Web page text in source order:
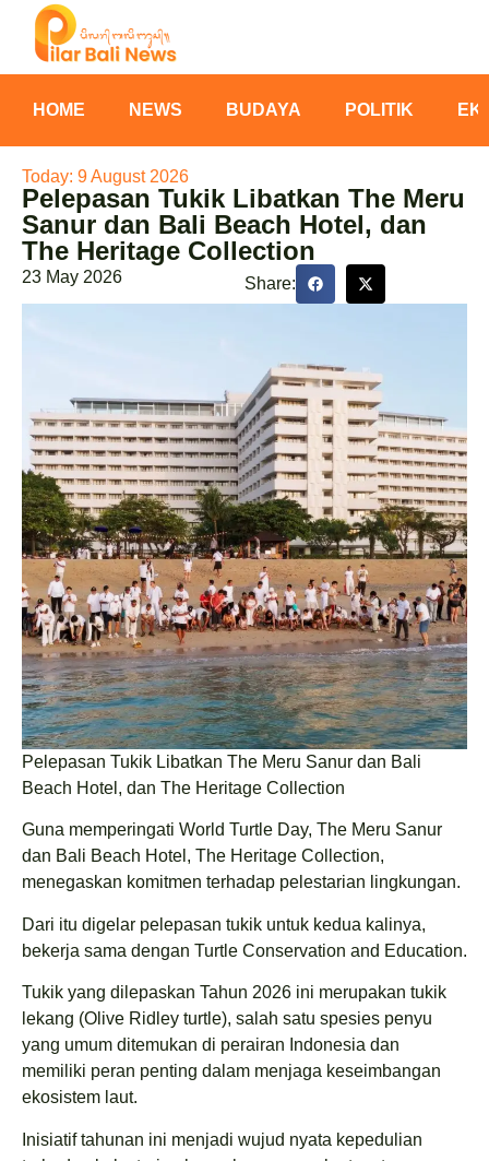
HOME NEWS BUDAYA POLITIK
Today: 9 August 2026
Pelepasan Tukik Libatkan The Meru
Sanur dan Bali Beach Hotel, dan
The Heritage Collection
23 May 2026 Share:
Pelepasan Tukik Libatkan The Meru Sanur dan Bali
Beach Hotel, dan The Heritage Collection
Guna memperingati World Turtle Day, The Meru Sanur
dan Bali Beach Hotel, The Heritage Collection,
menegaskan komitmen terhadap pelestarian lingkungan.
Dari itu digelar pelepasan tukik untuk kedua kalinya,
bekerja sama dengan Turtle Conservation and Education.
Tukik yang dilepaskan Tahun 2026 ini merupakan tukik
lekang (Olive Ridley turtle), salah satu spesies penyu
yang umum ditemukan di perairan Indonesia dan
memiliki peran penting dalam menjaga keseimbangan
ekosistem laut.
Inisiatif tahunan ini menjadi wujud nyata kepedulian